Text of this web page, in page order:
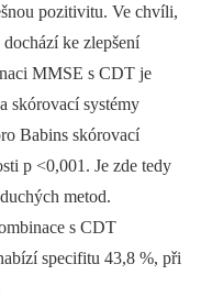
pozitivitu. Ve chvíli,
ke zlepšení
MMSE s CDT je
skórovací systémy
Babins skórovací
p <0,001. Je zde tedy
metod.
s CDT
specifitu 43,8 %, při